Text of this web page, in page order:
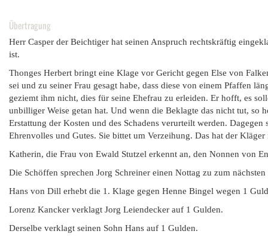
Übertragung
Herr Casper der Beichtiger hat seinen Anspruch rechtskräftig
ist.
Thonges Herbert bringt eine Klage vor Gericht gegen Else von
sei und zu seiner Frau gesagt habe, dass diese von einem Pfaffen
geziemt ihm nicht, dies für seine Ehefrau zu erleiden. Er hofft, es
unbilliger Weise getan hat. Und wenn die Beklagte das nicht tut, so
Erstattung der Kosten und des Schadens verurteilt werden.
Ehrenvolles und Gutes. Sie bittet um Verzeihung. Das hat der
Katherin, die Frau von Ewald Stutzel erkennt an, den Nonnen von
Die Schöffen sprechen Jorg Schreiner einen Nottag zu zum
Hans von Dill erhebt die 1. Klage gegen Henne Bingel wegen 1
Lorenz Kancker verklagt Jorg Leiendecker auf 1 Gulden.
Derselbe verklagt seinen Sohn Hans auf 1 Gulden.